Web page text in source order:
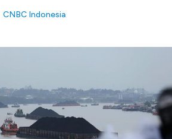
CNBC Indonesia